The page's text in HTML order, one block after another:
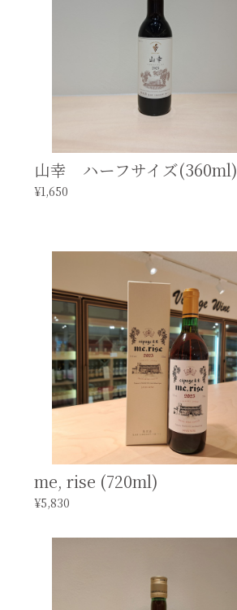
山幸 ハーフサイズ(360ml)
¥1,650
me, rise (720ml)
¥5,830